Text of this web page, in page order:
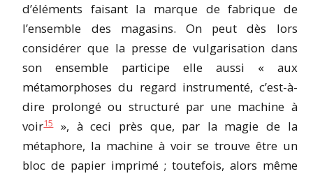
d’éléments faisant la marque de fabrique de
l’ensemble des magasins. On peut dès lors
considérer que la presse de vulgarisation dans
son ensemble participe elle aussi « aux
métamorphoses du regard instrumenté, c’est-à-
dire prolongé ou structuré par une machine à
voir15», à ceci près que, par la magie de la
métaphore, la machine à voir se trouve être un
bloc de papier imprimé ; toutefois, alors même